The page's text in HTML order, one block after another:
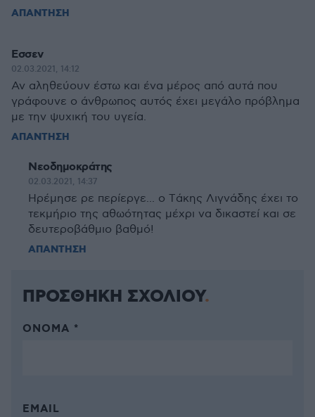
ΑΠΑΝΤΗΣΗ
Εσσεν
02.03.2021, 14:12
Αν αληθεύουν έστω και ένα μέρος από αυτά που
γράφουνε ο άνθρωπος αυτός έχει μεγάλο πρόβλημα
με την ψυχική του υγεία.
ΑΠΑΝΤΗΣΗ
Νεοδημοκράτης
02.03.2021, 14:37
Ηρέμησε ρε περίεργε... o Tάκης Λιγvάδης έχει το
τεκμήριo της αθωότητας μέχρι να δικαστεί και σε
δευτερoβάθμιο βαθμό!
ΑΠΑΝΤΗΣΗ
ΠΡΟΣΘΗΚΗ ΣΧΟΛΙΟΥ
ΌΝΟΜΑ *
EMAIL